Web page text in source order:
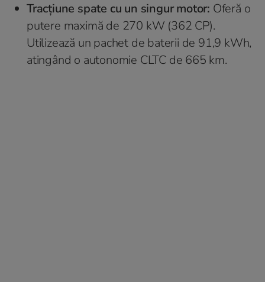
Tracțiune spate cu un singur motor: Oferă o
putere maximă de 270 kW (362 CP).
Utilizează un pachet de baterii de 91,9 kWh,
atingând o autonomie CLTC de 665 km.